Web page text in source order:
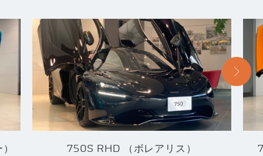
750S RHD （ボレアリス）